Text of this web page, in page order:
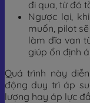
đi qua, từ đó
Ngược lại,
muốn, pilot
làm đĩa van
giúp ổn định
Quá trình này
động duy trì áp
lượng hay áp lực